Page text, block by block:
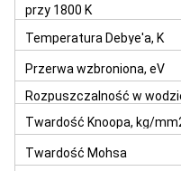
przy 1800 K
Temperatura Debye'a, K
Przerwa wzbroniona, eV
Rozpuszczalność w
Twardość Knoopa, kg/
Twardość Mohsa